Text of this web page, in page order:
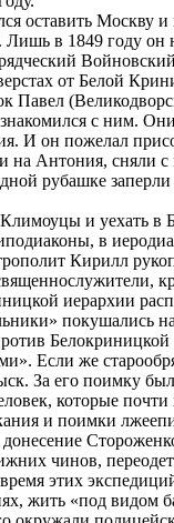
оставить Москву
в 1849 году
от Белой
с ним.
И он пожелал
Антония, сняли с
рубашке
и уехать в
в
Кирилл
иерархии
покушались
Если же
За его поимку
которые
и поимки
чинов,
этих
жить «под видом